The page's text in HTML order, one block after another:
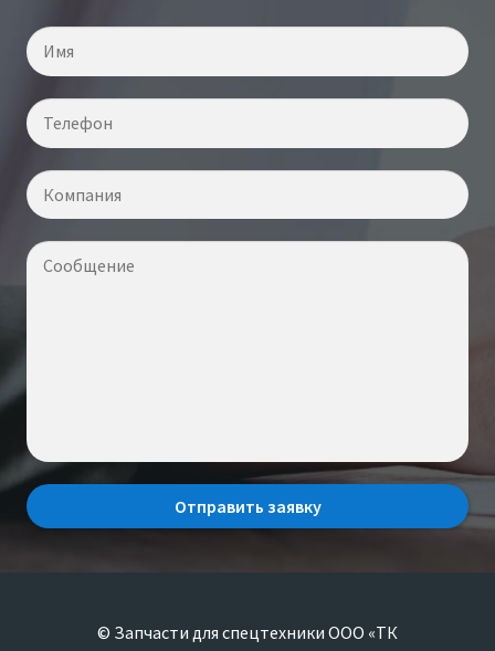
© Запчасти для спецтехники ООО «ТК